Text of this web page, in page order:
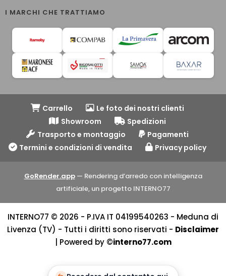
I MARCHI CHE TRATTIAMO
Carrello
Le foto dei nostri clienti
Showroom
Spedizioni
Trasporto e montaggio
Pagamenti
Termini e condizioni di vendita
Privacy policy
GoRender.app— Rendering d’arredo con intelligenza
artificiale, un progetto INTERNO77
INTERNO77 © 2026 - P.IVA IT 04199540263 - Meduna di
Livenza (TV) - Tutti i diritti sono riservati - Disclaimer
| Powered by ©interno77.com